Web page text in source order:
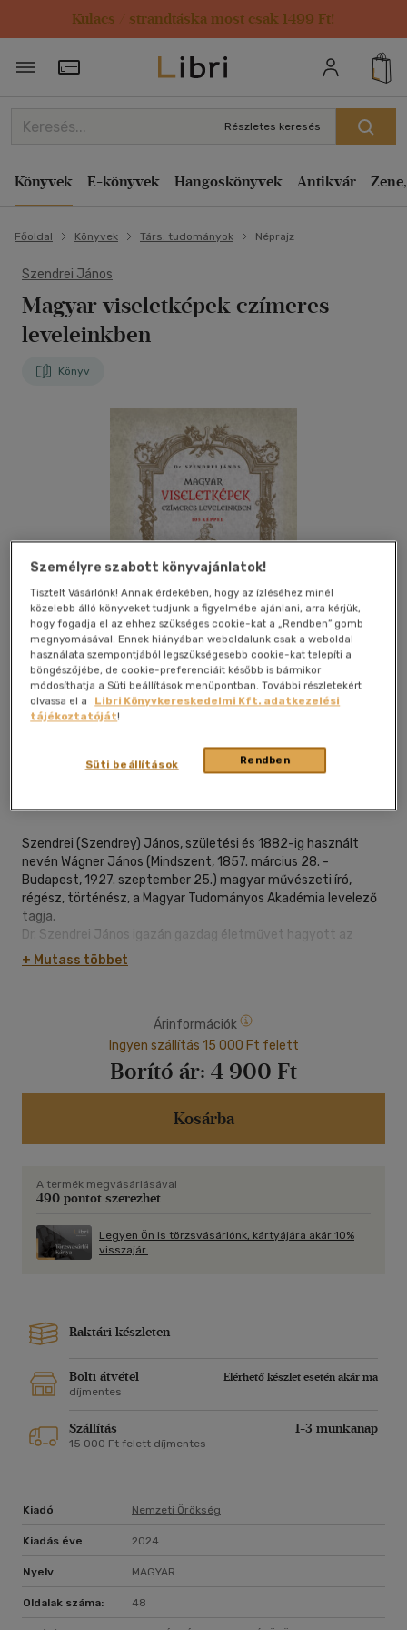
Kulacs / strandtáska most csak 1499 Ft!
Törzsvásárlói Kártya adatai
Részletes keresés
Könyvek E-könyvek Hangoskönyvek Antikvár
Főoldal Könyvek Társ. tudományok Néprajz
Szendrei János
Magyar viseletképek czímeres
leveleinkben
Könyv
Kívánságlistához adom
Szendrei (Szendrey) János, születési és 1882-ig használt
nevén Wágner János (Mindszent, 1857. március 28. -
Budapest, 1927. szeptember 25.) magyar művészeti író,
régész, történész, a Magyar Tudományos Akadémia levelező
tagja.
Dr. Szendrei János igazán gazdag életművet hagyott az
utókorra. Itt nemcsak a hadtörténeti, viselettörténeti,
családtörténeti, művészeti írásaira gondolunk, hanem arra a
az egyik legteljesebb írás a város történetéről.
Jelen tanulmánya még 1892-ben jelent meg, ami több
évszázadra kiterjedő kutatás eredménye, ahogy a cím is
fogalmaz "Magyar viseletképek czímeres leveleinkben". A
szerző több tanulmányt is szentelt a magyar
+ Mutass többet
Árinformációk
Ingyen szállítás 15 000 Ft felett
Borító ár: 4 900 Ft
Kosárba
A termék megvásárlásával
490 pontot szerezhet
Legyen Ön is törzsvásárlónk, kártyájára akár 10%
visszajár.
Raktári készleten
Bolti átvétel
Elérhető készlet esetén akár ma
díjmentes
Szállítás 1-3 munkanap
15 000 Ft felett díjmentes
Kiadó Nemzeti Örökség
Kiadás éve 2024
Nyelv MAGYAR
Oldalak száma: 48
Személyre szabott könyvajánlatok!
Tisztelt Vásárlónk! Annak érdekében, hogy az ízléséhez minél
közelebb álló könyveket tudjunk a figyelmébe ajánlani, arra kérjük,
hogy fogadja el az ehhez szükséges cookie-kat a „Rendben” gomb
megnyomásával. Ennek hiányában weboldalunk csak a weboldal
használata szempontjából legszükségesebb cookie-kat telepíti a
böngészőjébe, de cookie-preferenciáit később is bármikor
módosíthatja a Süti beállítások menüpontban. További részletekért
olvassa el a
Libri Könyvkereskedelmi Kft. adatkezelési
tájékoztatóját!
Rendben
Süti beállítások